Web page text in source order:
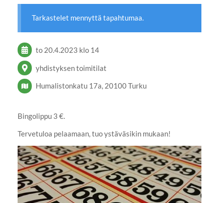
Tarkastelet mennyttä tapahtumaa.
to 20.4.2023 klo 14
yhdistyksen toimitilat
Humalistonkatu 17a, 20100 Turku
Bingolippu 3 €.
Tervetuloa pelaamaan, tuo ystäväsikin mukaan!